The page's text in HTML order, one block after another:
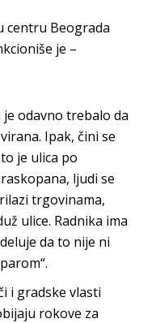
centru Beograda
je –
odavno trebalo da
Ipak, čini se
je ulica po
ljudi se
trgovinama,
ulice. Radnika ima
da to nije ni
i gradske vlasti
rokove za